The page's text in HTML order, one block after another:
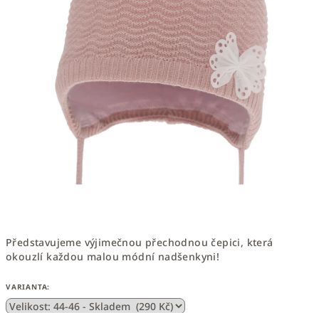
Představujeme výjimečnou přechodnou čepici, která
okouzlí každou malou módní nadšenkyni!
VARIANTA: